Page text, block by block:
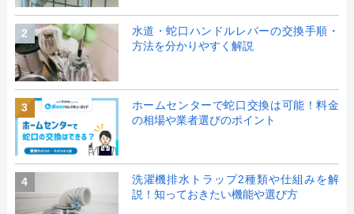
2
水道・蛇口ハンドルレバーの交換手順・
方法を分かりやすく解説
3
ホームセンターで蛇口交換は可能！料金
の相場や業者選びのポイント
4
洗濯機排水トラップ2種類や仕組みを解
説！知っておきたい機能や選び方